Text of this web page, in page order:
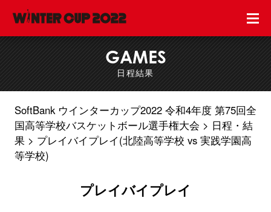
GAMES
日程結果
SoftBank ウインターカップ2022 令和4年度 第75回全
国高等学校バスケットボール選手権大会
日程・結
果
プレイバイプレイ(北陸高等学校 vs 実践学園高
等学校)
プレイバイプレイ